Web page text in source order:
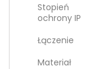
Stopień
ochrony IP
Łączenie
Materiał